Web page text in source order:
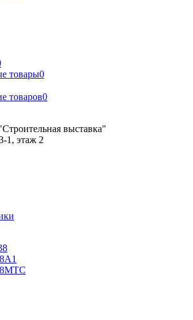
товары0
товаров0
выставка"
1, этаж 2
A1
МТС